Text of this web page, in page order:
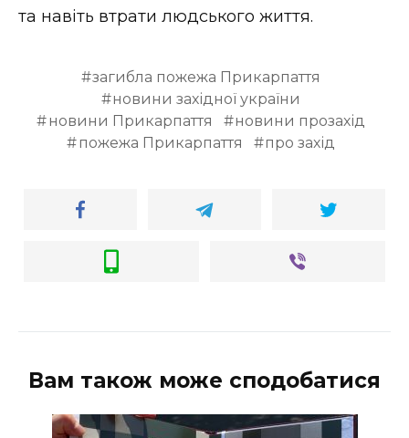
та навіть втрати людського життя.
загибла пожежа Прикарпаття
новини західної україни
новини Прикарпаття
новини прозахід
пожежа Прикарпаття
про захід
Вам також може сподобатися